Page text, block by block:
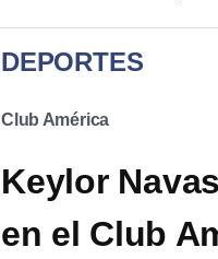
DEPORTES
Club América
Keylor
en el Club